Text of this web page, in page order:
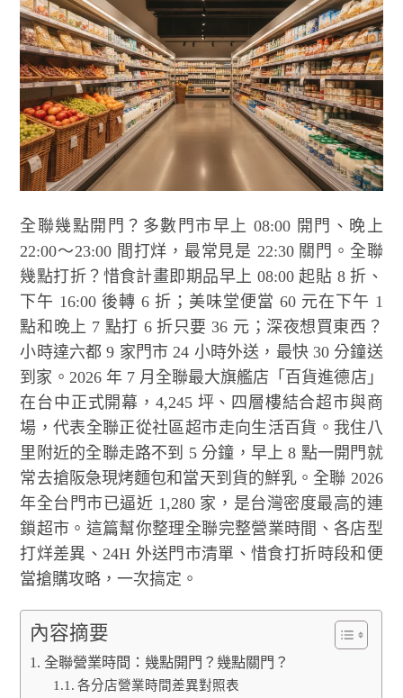
全聯幾點開門？多數門市早上 08:00 開門、晚上
22:00～23:00 間打烊，最常見是 22:30 關門。全聯
幾點打折？惜食計畫即期品早上 08:00 起貼 8 折、
下午 16:00 後轉 6 折；美味堂便當 60 元在下午 1
點和晚上 7 點打 6 折只要 36 元；深夜想買東西？
小時達六都 9 家門市 24 小時外送，最快 30 分鐘送
到家。2026 年 7 月全聯最大旗艦店「百貨進德店」
在台中正式開幕，4,245 坪、四層樓結合超市與商
場，代表全聯正從社區超市走向生活百貨。我住八
里附近的全聯走路不到 5 分鐘，早上 8 點一開門就
常去搶阪急現烤麵包和當天到貨的鮮乳。全聯 2026
年全台門市已逼近 1,280 家，是台灣密度最高的連
鎖超市。這篇幫你整理全聯完整營業時間、各店型
打烊差異、24H 外送門市清單、惜食打折時段和便
當搶購攻略，一次搞定。
內容摘要
全聯營業時間：幾點開門？幾點關門？
各分店營業時間差異對照表